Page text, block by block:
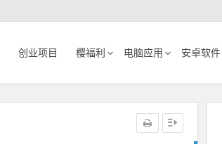
创业项目 樱福利 电脑应用 安卓软件